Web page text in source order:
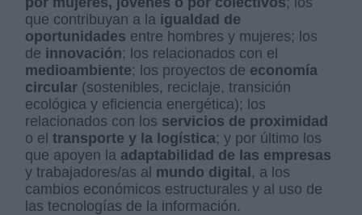
que contribuyan a la igualdad de
oportunidades entre hombres y mujeres; los
de innovación; los relacionados con el
medioambiente; los proyectos de economía
circular (sostenibles, reciclaje, transición
ecológica y eficiencia energética); los
relacionados con los servicios de proximidad
o eltransporte y la logística; y por último los
que apoyen la adaptabilidad de las empresas
y trabajadores/as al mundo digital, a los
cambios económicos estructurales y al uso de
las tecnologías de la información.